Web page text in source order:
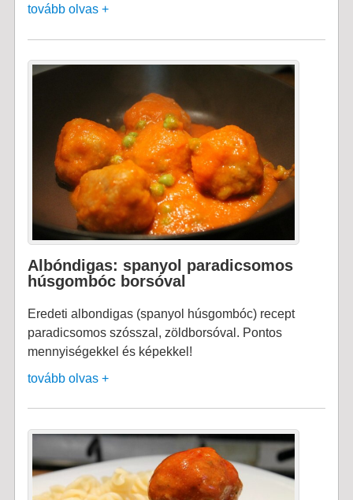
tovább olvas +
Albóndigas: spanyol paradicsomos
húsgombóc borsóval
Eredeti albondigas (spanyol húsgombóc) recept
paradicsomos szósszal, zöldborsóval. Pontos
mennyiségekkel és képekkel!
tovább olvas +